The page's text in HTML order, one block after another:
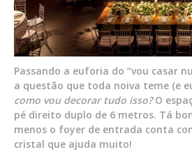
Passando a euforia do “vou casar
a questão que toda noiva teme (e
como vou decorar tudo isso?O
pé direito duplo de 6 metros. Tá
menos o foyer de entrada conta
cristal que ajuda muito!